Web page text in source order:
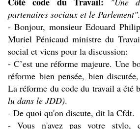
partenaires sociaux et le Parlement".
- Bonjour, monsieur Edouard
Muriel Pénicaud ministre du
social et viens pour la discussion:
- C’est une réforme majeure. Une
réforme bien pensée, bien
La réforme du code du travail a été
lu dans le JDD).
- De quoi qu'on discute, dit la Cfdt.
- Vous n'avez pas votre stylo,